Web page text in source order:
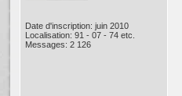
Date d'inscription: juin 2010
Localisation: 91 - 07 - 74 etc.
Messages: 2 126